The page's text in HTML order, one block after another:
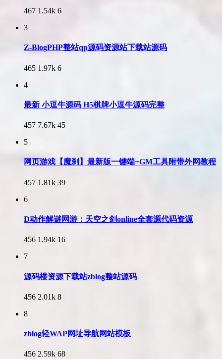
467 1.54k 6
3
Z-BlogPHP整站qp源码资源站下载站源码
465 1.97k 6
4
最新 小逗牛源码 H5棋牌小逗牛源码完整
457 7.67k 45
5
网页游戏【魔刹】最新版一键端+GM工具附带外网教程
457 1.81k 39
6
D动作解谜网游：天空之剑online全套源代码资源
456 1.94k 16
7
源码楼资源下载站zblog整站源码
456 2.01k 8
8
zblog轻WAP网址导航网站模板
456 2.59k 68